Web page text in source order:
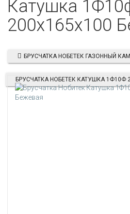
Катушка
200х165х100
БРУСЧАТКА НОБЕТЕК ГАЗОННЫЙ
БРУСЧАТКА НОБЕТЕК КАТУШКА 1Ф10Ф